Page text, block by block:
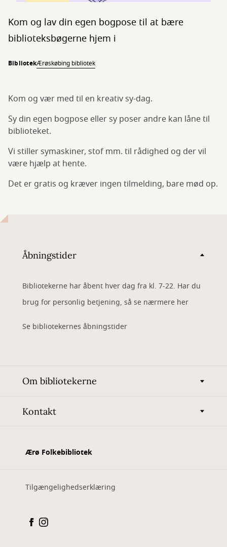
Kom og lav din egen bogpose til at bære
biblioteksbøgerne hjem i
BibliotekÆrøskøbing bibliotek
Kom og vær med til en kreativ sy-dag.
Sy din egen bogpose eller sy poser andre kan låne til
biblioteket.
Vi stiller symaskiner, stof mm. til rådighed og der vil
være hjælp at hente.
Det er gratis og kræver ingen tilmelding, bare mød op.
Åbningstider
Bibliotekerne har åbent hver dag fra kl. 7-22. Har du
brug for personlig betjening, så se nærmere her
Se bibliotekernes åbningstider
Om bibliotekerne
Kontakt
Ærø Folkebibliotek
Tilgængelighedserklæring